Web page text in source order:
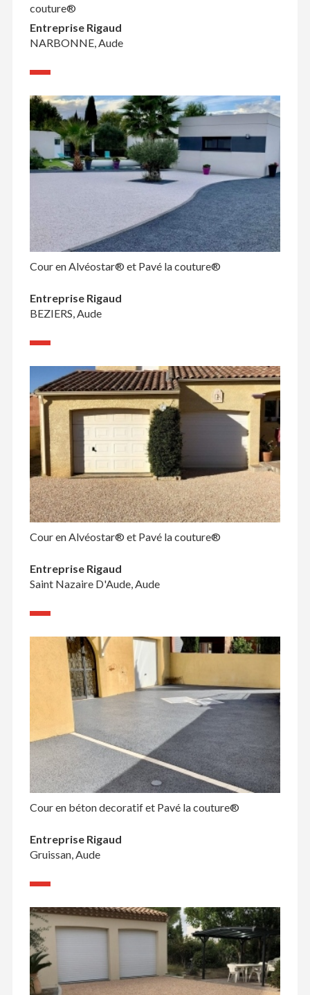
couture®
Entreprise Rigaud
NARBONNE, Aude
Cour en Alvéostar® et Pavé la couture®
Entreprise Rigaud
BEZIERS, Aude
Cour en Alvéostar® et Pavé la couture®
Entreprise Rigaud
Saint Nazaire D'Aude, Aude
Cour en béton decoratif et Pavé la couture®
Entreprise Rigaud
Gruissan, Aude